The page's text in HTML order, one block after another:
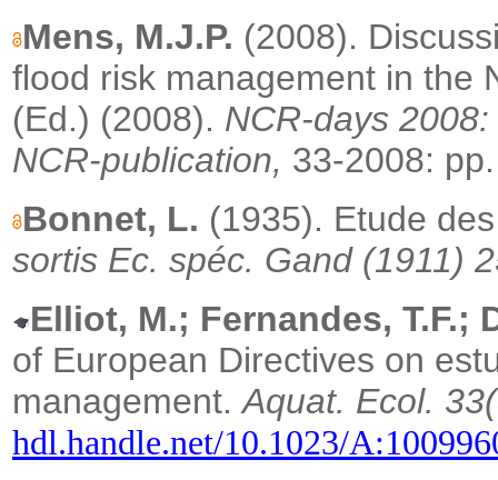
Mens, M.J.P. (2008).
flood risk management in the
(Ed.) (2008). NCR-days
NCR-publication, 33-2008:
Bonnet, L. (1935). Etude
sortis Ec. spéc. Gand (1911)
Elliot, M.; Fernandes, T.F.;
of European Directives on
management.Aquat. Ecol.
hdl.handle.net/10.1023/